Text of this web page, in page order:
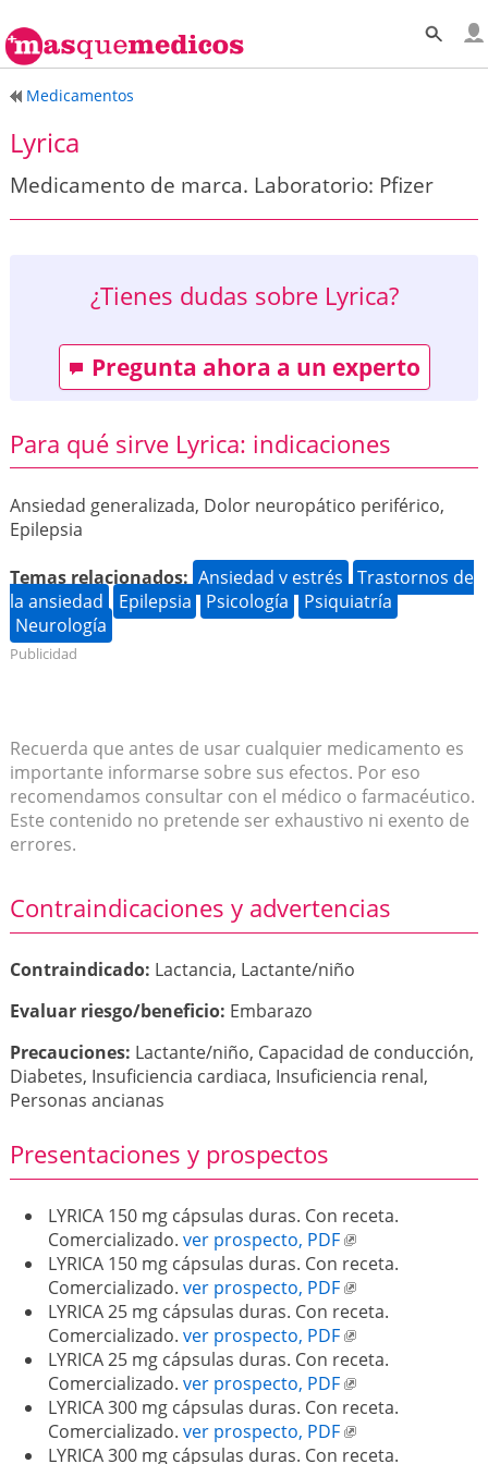
Medicamentos
Lyrica
Medicamento de marca. Laboratorio: Pfizer
¿Tienes dudas sobre Lyrica?
Pregunta ahora a un experto
Para qué sirve Lyrica: indicaciones
Ansiedad generalizada, Dolor neuropático periférico,
Epilepsia
Temas relacionados: Ansiedad y estrés
Trastornos de
la ansiedad
Epilepsia Psicología
Psiquiatría
Neurología
Publicidad
Recuerda que antes de usar cualquier medicamento es
importante informarse sobre sus efectos. Por eso
recomendamos consultar con el médico o farmacéutico.
Este contenido no pretende ser exhaustivo ni exento de
errores.
Contraindicaciones y advertencias
Contraindicado: Lactancia, Lactante/niño
Evaluar riesgo/beneficio: Embarazo
Precauciones: Lactante/niño, Capacidad de conducción,
Diabetes, Insuficiencia cardiaca, Insuficiencia renal,
Personas ancianas
Presentaciones y prospectos
LYRICA 150 mg cápsulas duras. Con receta.
Comercializado.ver prospecto, PDF
LYRICA 150 mg cápsulas duras. Con receta.
Comercializado.ver prospecto, PDF
LYRICA 25 mg cápsulas duras. Con receta.
Comercializado.ver prospecto, PDF
LYRICA 25 mg cápsulas duras. Con receta.
Comercializado.ver prospecto, PDF
LYRICA 300 mg cápsulas duras. Con receta.
Comercializado.ver prospecto, PDF
LYRICA 300 mg cápsulas duras. Con receta.